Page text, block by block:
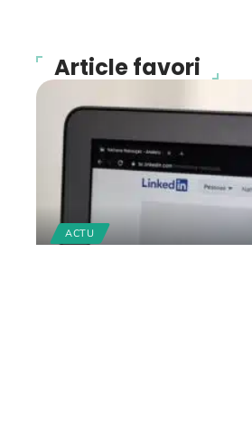
Article favori
ACTU